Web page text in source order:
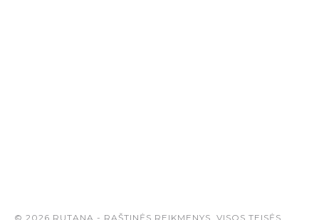
© 2026 RUTANA - RAŠTINĖS REIKMENYS. VISOS TEISĖS